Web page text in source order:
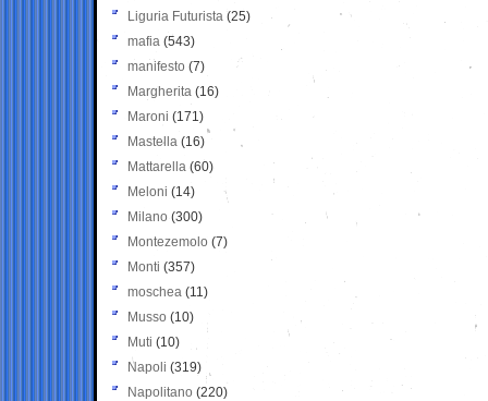
Liguria Futurista (25)
mafia (543)
manifesto (7)
Margherita (16)
Maroni (171)
Mastella (16)
Mattarella (60)
Meloni (14)
Milano (300)
Montezemolo (7)
Monti (357)
moschea (11)
Musso (10)
Muti (10)
Napoli (319)
Napolitano (220)